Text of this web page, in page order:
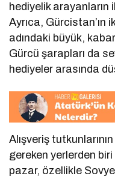
hediyelik arayanların
Ayrıca, Gürcistan’ın
adındaki büyük,
Gürcü şarapları da
hediyeler arasında
Alışveriş
gereken yerlerden biri
pazar, özellikle